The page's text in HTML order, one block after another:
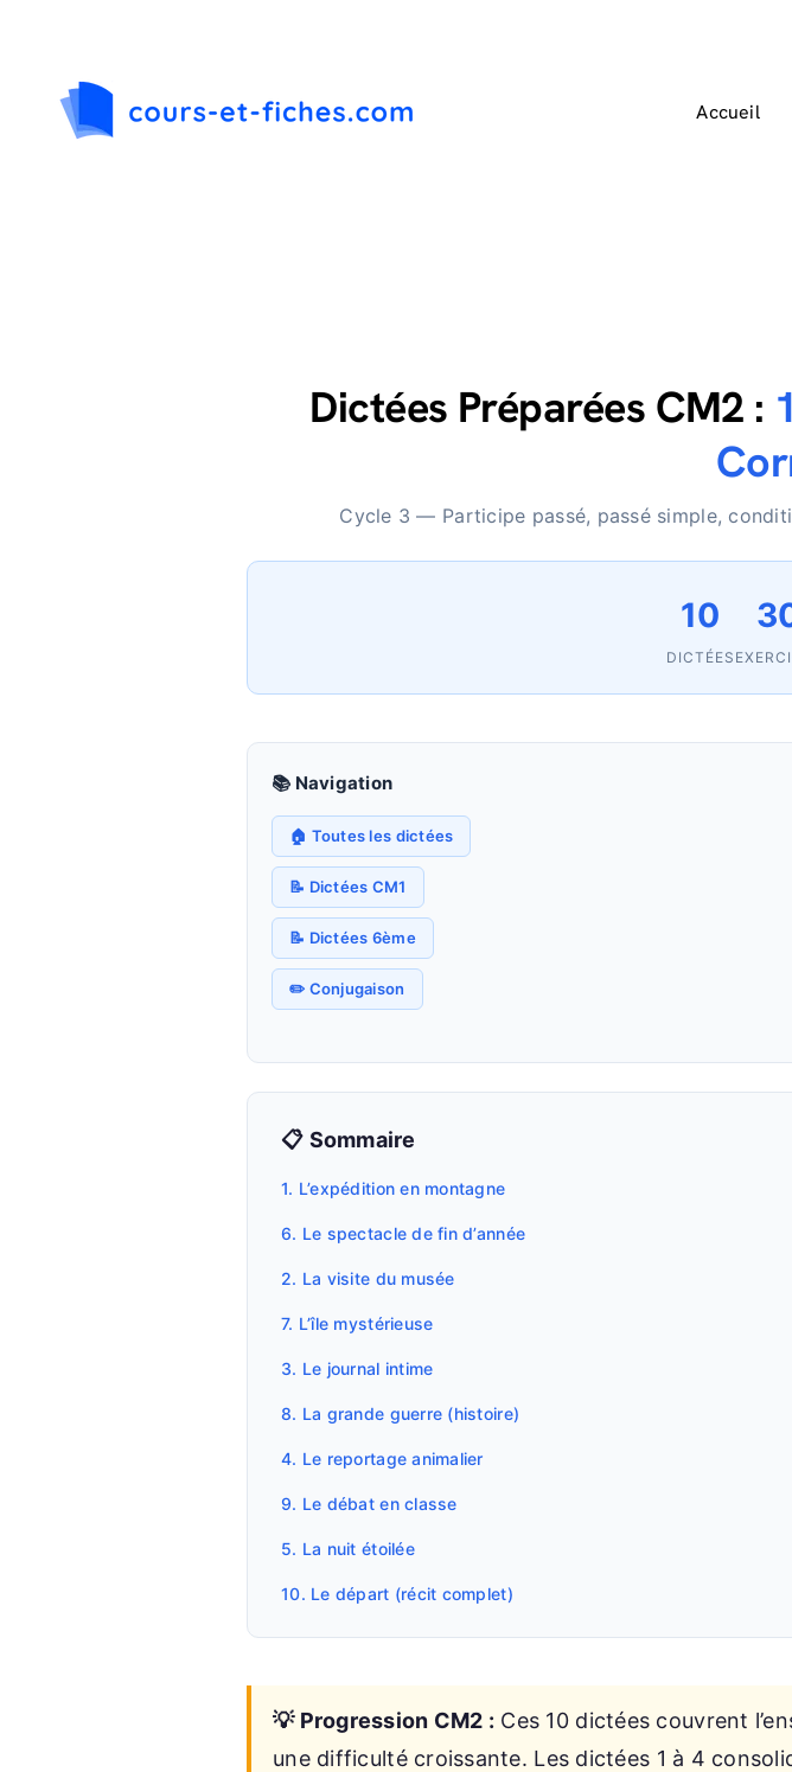
contenu
Accueil
Dictées Préparées CM2 :
Cycle 3 — Participe passé, passé simple,
10
DICTÉES
📚 Navigation
🏠 Toutes les dictées
📝 Dictées CM1
📝 Dictées 6ème
✏️ Conjugaison
📋 Sommaire
1. L’expédition en montagne
6. Le spectacle de fin d’année
2. La visite du musée
7. L’île mystérieuse
3. Le journal intime
8. La grande guerre (histoire)
4. Le reportage animalier
9. Le débat en classe
5. La nuit étoilée
10. Le départ (récit complet)
💡 Progression CM2 : Ces 10 dictées couvrent
une difficulté croissante. Les dictées 1 à 4